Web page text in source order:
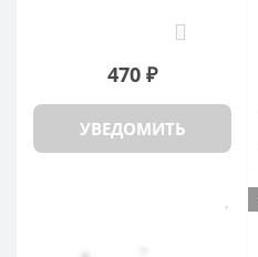
470 ₽
УВЕДОМИТЬ